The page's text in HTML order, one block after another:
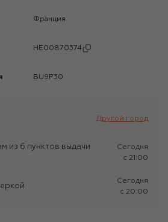
Франция
HE00870374
BU9P30
Другой город
из 6 пунктов выдачи
Сегодня
c 21:00
Сегодня
c 20:00